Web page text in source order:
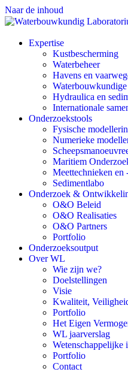
Naar de inhoud
Expertise
Kustbescherming
Waterbeheer
Havens en
Hydraulica en
Internationale
Onderzoekstools
Fysische
Numerieke
Maritiem
Meettechnieken en
Sedimentlabo
Onderzoek &
O&O Beleid
O&O Realisaties
O&O Partners
Portfolio
Onderzoeksoutput
Over WL
Wie zijn we?
Doelstellingen
Visie
Kwaliteit,
Portfolio
Het Eigen
WL jaarverslag
Wetenschappelijke
Portfolio
Contact